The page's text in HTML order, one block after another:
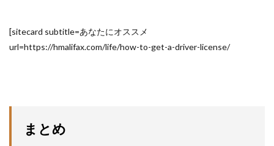
[sitecard subtitle=あなたにオススメ
url=https://hmalifax.com/life/how-to-get-a-driver-license/
まとめ